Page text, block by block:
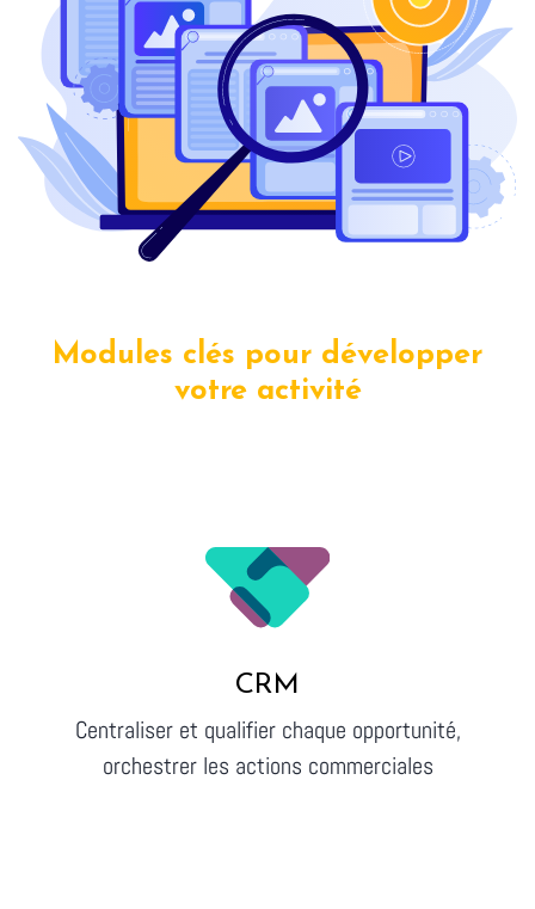
Modules clés pour développer
votre activité
CRM
Centraliser et qualifier chaque opportunité,
orchestrer les actions commerciales